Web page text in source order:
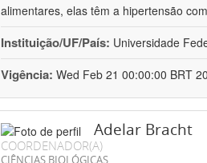
alimentares, elas têm a hipertensão
Instituição/UF/País: Universidade
Vigência: Wed Feb 21 00:00:00 BRT
Adelar Bracht
COORDENADOR(A)
CIÊNCIAS BIOLÓGICAS